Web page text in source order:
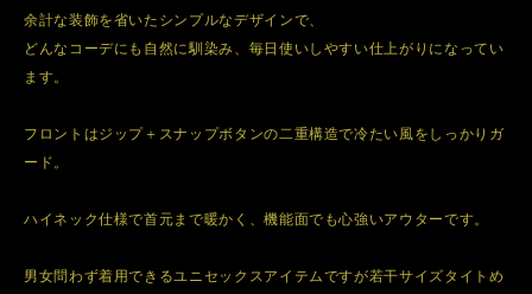
余計な装飾を省いたシンプルなデザインで、
どんなコーデにも自然に馴染み、毎日使いしやすい仕上がりになってい
ます。
フロントはジップ＋スナップボタンの二重構造で冷たい風をしっかりガ
ード。
ハイネック仕様で首元まで暖かく、機能面でも心強いアウターです。
男女問わず着用できるユニセックスアイテムですが若干サイズタイトめ